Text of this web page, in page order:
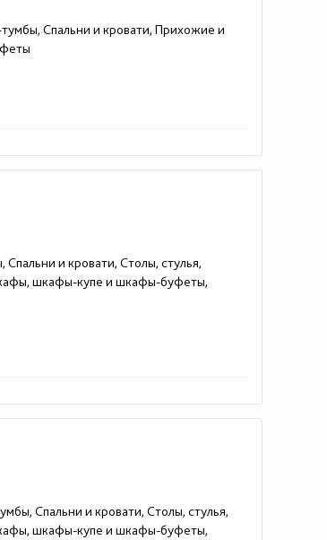
Спальни и кровати, Прихожие и
и кровати, Столы, стулья,
шкафы-купе и шкафы-буфеты,
Спальни и кровати, Столы, стулья,
шкафы-купе и шкафы-буфеты,